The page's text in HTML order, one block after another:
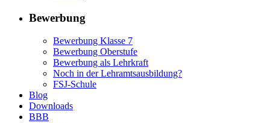
Bewerbung
Bewerbung Klasse 7
Bewerbung Oberstufe
Bewerbung als Lehrkraft
Noch in der Lehramtsausbildung?
FSJ-Schule
Blog
Downloads
BBB